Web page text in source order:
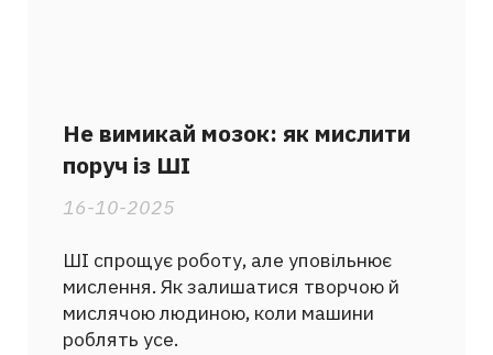
Не вимикай мозок: як мислити
поруч із ШІ
16-10-2025
ШІ спрощує роботу, але уповільнює
мислення. Як залишатися творчою й
мислячою людиною, коли машини
роблять усе.